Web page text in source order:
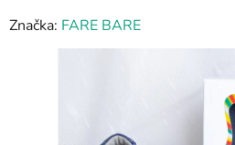
Značka: FARE BARE